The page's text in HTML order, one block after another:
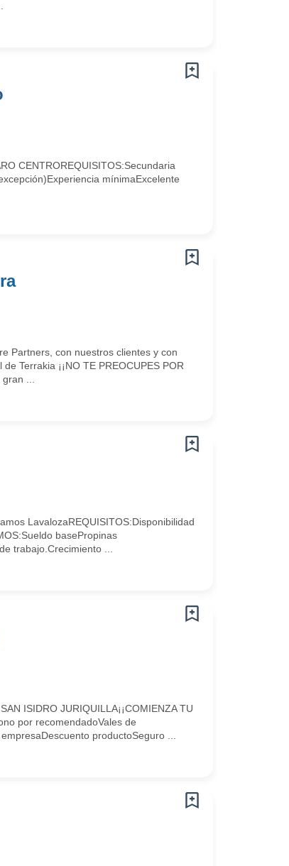
CENTROREQUISITOS:Secundaria
mínimaExcelente
Partners, con nuestros clientes y con
Terrakia ¡¡NO TE PREOCUPES POR
...
LavalozaREQUISITOS:Disponibilidad
basePropinas
trabajo.Crecimiento ...
ISIDRO JURIQUILLA¡¡COMIENZA TU
por recomendadoVales de
productoSeguro ...